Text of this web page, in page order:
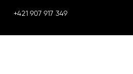
+421 907 917 349